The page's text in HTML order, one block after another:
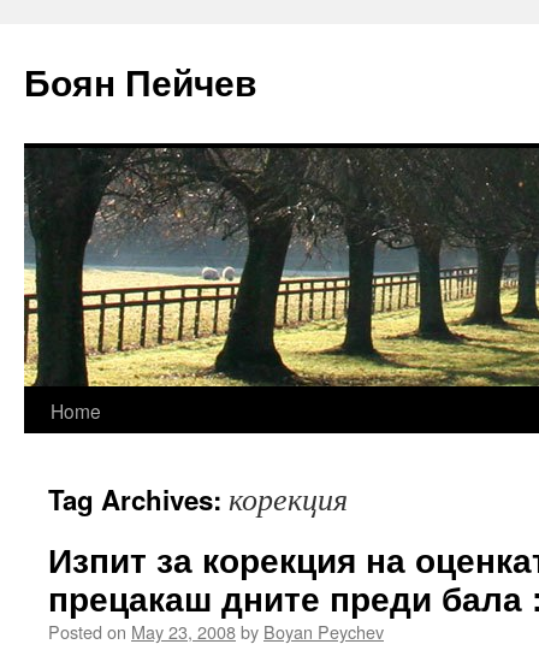
Боян Пейчев
Skip
content
Home
Tag Archives: корекция
Изпит за корекция на
прецакаш дните преди бала
Posted on May 23, 2008by Boyan Peychev